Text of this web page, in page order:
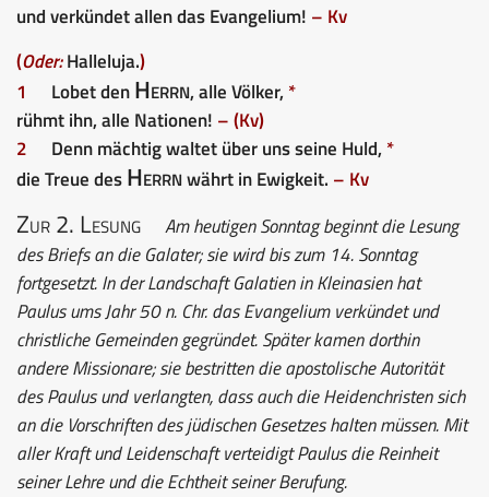
und verkündet allen das Evangelium! – Kv
(Oder:Halleluja.)
1
Lobet denHerrn, alle Völker, *
rühmt ihn, alle Nationen! – (Kv)
2
Denn mächtig waltet über uns seine Huld, *
die Treue desHerrnwährt in Ewigkeit. – Kv
Zur 2. Lesung
Am heutigen Sonntag beginnt die Lesung
des Briefs an die Galater; sie wird bis zum 14. Sonntag
fortgesetzt. In der Landschaft Galatien in Kleinasien hat
Paulus ums Jahr 50 n. Chr. das Evangelium verkündet und
christliche Gemeinden gegründet. Später kamen dorthin
andere Missionare; sie bestritten die apostolische Autorität
des Paulus und verlangten, dass auch die Heidenchristen sich
an die Vorschriften des jüdischen Gesetzes halten müssen. Mit
aller Kraft und Leidenschaft verteidigt Paulus die Reinheit
seiner Lehre und die Echtheit seiner Berufung.